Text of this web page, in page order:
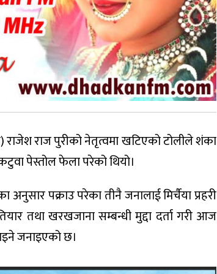
राजेश राज पुरीको नेतृत्वमा खटिएको टोलीले शंका
पेस्तोल फेला परेको थियो।
अनुसार पक्राउ परेका तीनै जनालाई मिर्चैया प्रहरी
तथा खरखजाना सम्बन्धी मुद्दा दर्ता गरी आज
जनाइएको छ।